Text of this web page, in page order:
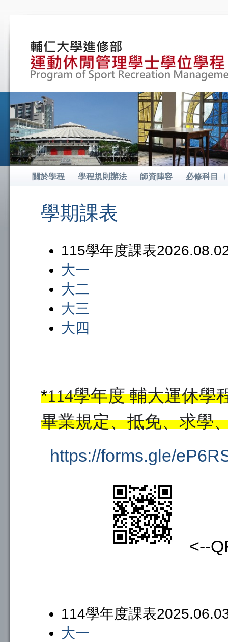
關於學程 學程規則辦法 師資陣容 必修科目
學期課表
115學年度課表
大一
大二
大三
大四
*114學年度 輔大運休學
畢業規定、抵免、求學
https://forms.gle/
<--
114學年度課表
大一